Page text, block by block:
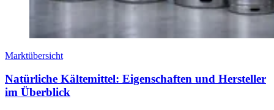
Marktübersicht
Natürliche Kältemittel: Eigenschaften und Hersteller
im Überblick